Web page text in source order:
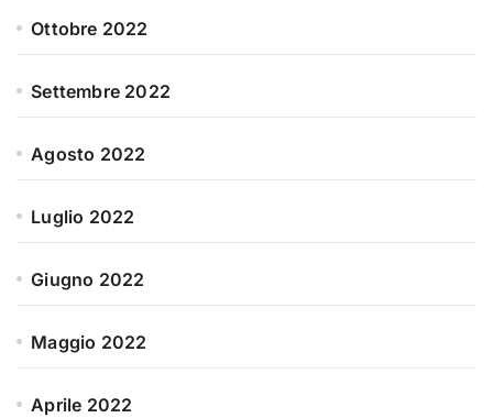
Ottobre 2022
Settembre 2022
Agosto 2022
Luglio 2022
Giugno 2022
Maggio 2022
Aprile 2022